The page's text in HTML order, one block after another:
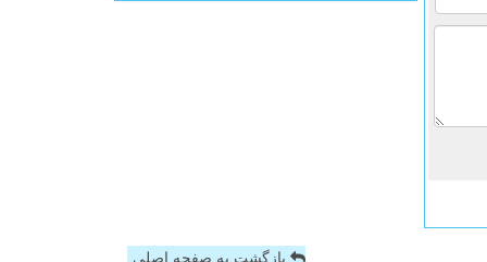
بازگشت به صفحه اصلی